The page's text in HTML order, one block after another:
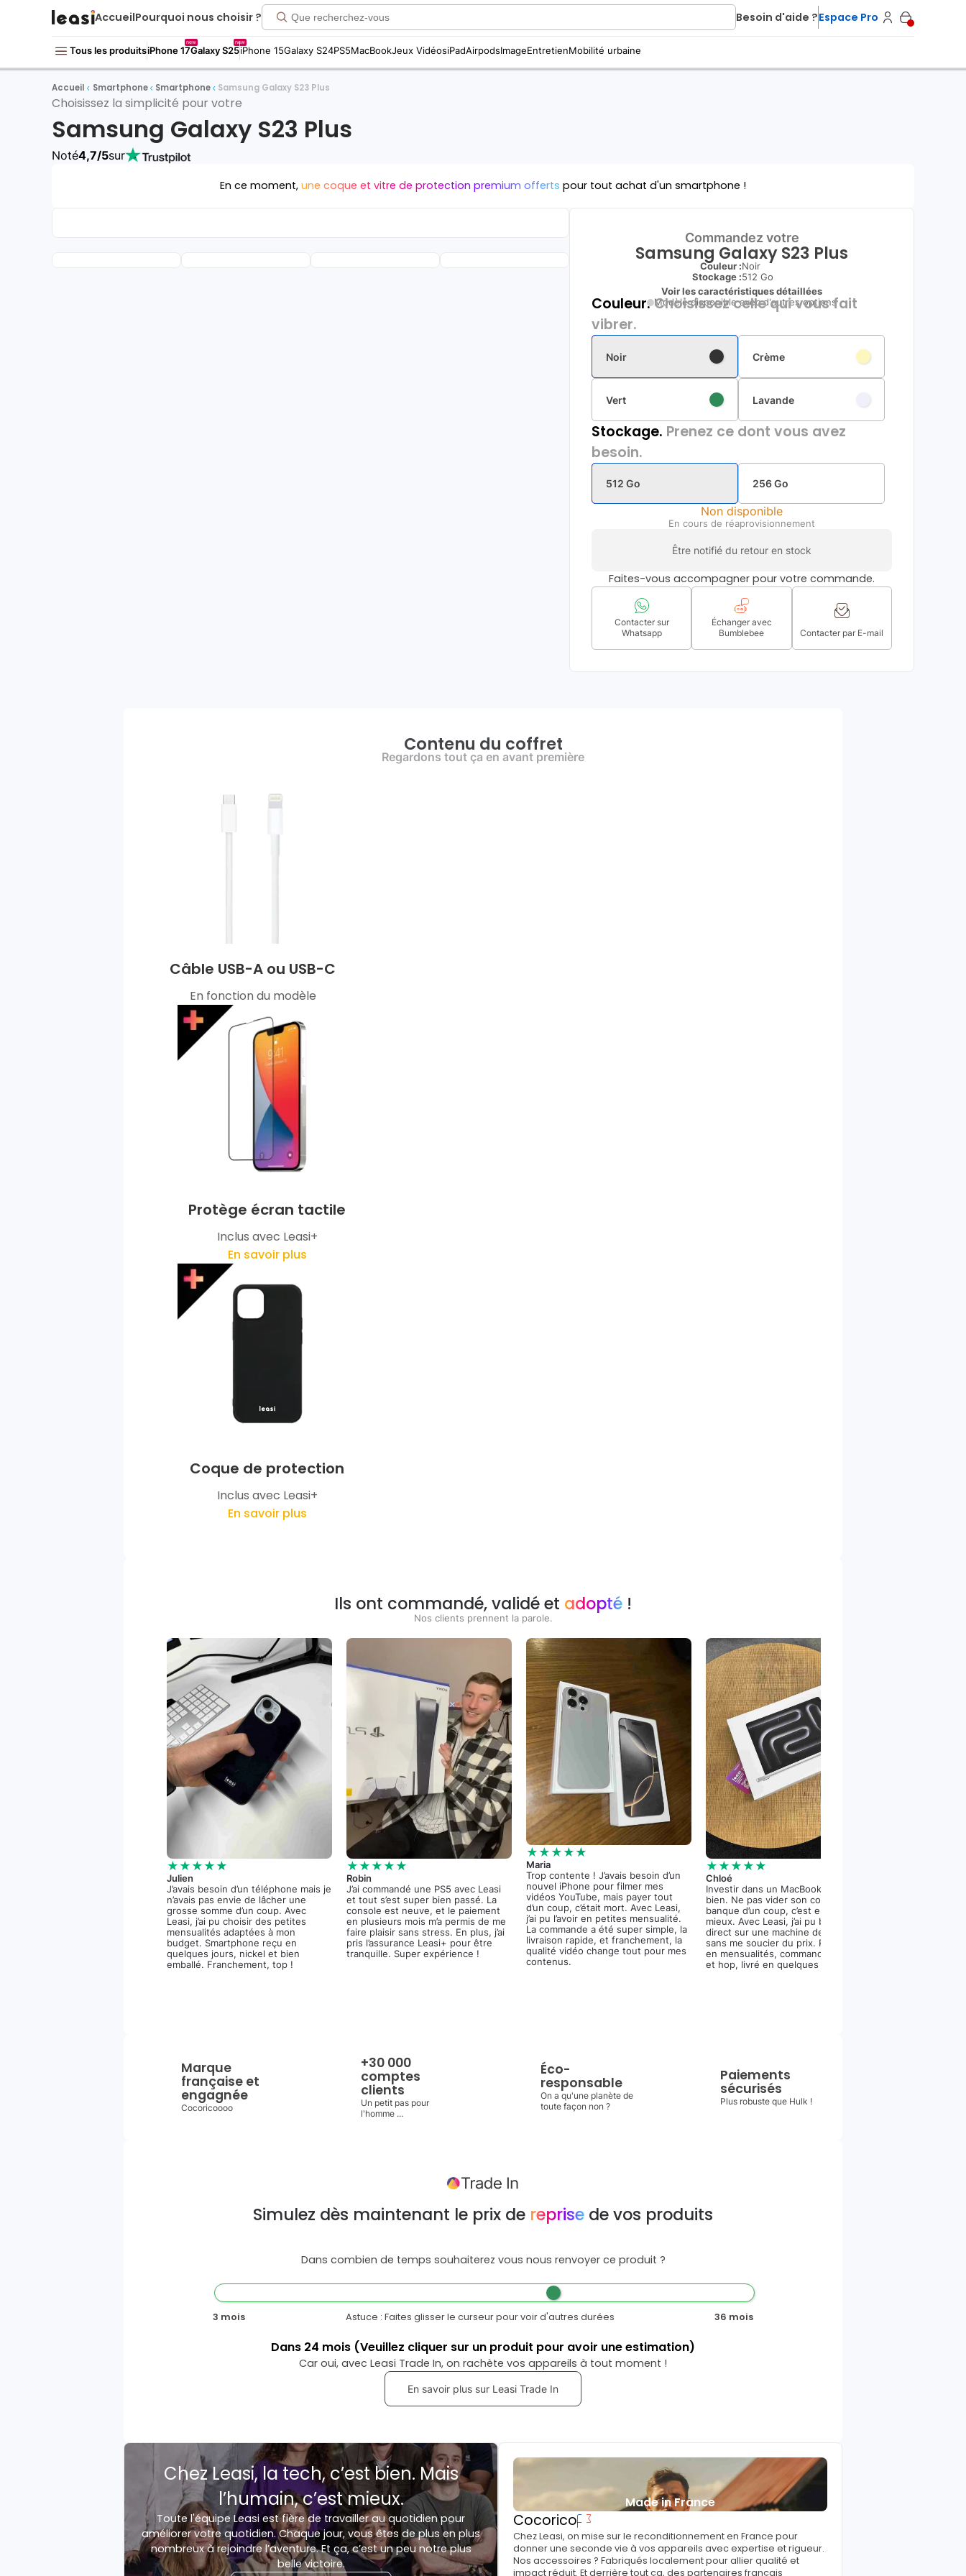
AccueilPourquoi nous choisir ? Besoin d'aide ?Espace Pro
Tous les produitsiPhone 17
new
Galaxy S25
new
iPhone 15Galaxy S24PS5MacBookJeux VidéosiPadAirpodsImageEntretienMobilité urbaine
Accueil Smartphone Smartphone Samsung Galaxy S23 Plus
Choisissez la simplicité pour votre
Samsung Galaxy S23 Plus
Noté4,7/5sur
En ce moment, une coque et vitre de protection premium offerts pour tout achat d'un smartphone !
Commandez votre
Samsung Galaxy S23 Plus
Couleur :Noir
Stockage :512 Go
Voir les caractéristiques détaillées
Modèle disponible avec d'autres options
Couleur.Choisissez celle qui vous fait
vibrer.
Noir Crème
Vert Lavande
Stockage. Prenez ce dont vous avez
besoin.
512 Go 256 Go
Non disponible
En cours de réaprovisionnement
Être notifié du retour en stock
Faites-vous accompagner pour votre commande.
Contacter sur
Whatsapp
Échanger avec
Bumblebee
Contacter par E-mail
Contenu du coffret
Regardons tout ça en avant première
Câble USB-A ou USB-C
En fonction du modèle
Protège écran tactile
Inclus avec Leasi+
En savoir plus
Coque de protection
Inclus avec Leasi+
En savoir plus
Ils ont commandé, validé et adopté !
Nos clients prennent la parole.
★★★★★
Julien
J’avais besoin d’un téléphone mais je
n’avais pas envie de lâcher une
grosse somme d’un coup. Avec
Leasi, j’ai pu choisir des petites
mensualités adaptées à mon
budget. Smartphone reçu en
quelques jours, nickel et bien
emballé. Franchement, top !
★★★★★
Robin
J’ai commandé une PS5 avec Leasi
et tout s’est super bien passé. La
console est neuve, et le paiement
en plusieurs mois m’a permis de me
faire plaisir sans stress. En plus, j’ai
pris l’assurance Leasi+ pour être
tranquille. Super expérience !
★★★★★
Maria
Trop contente ! J’avais besoin d’un
nouvel iPhone pour filmer mes
vidéos YouTube, mais payer tout
d’un coup, c’était mort. Avec Leasi,
j’ai pu l’avoir en petites mensualité.
La commande a été super simple, la
livraison rapide, et franchement, la
qualité vidéo change tout pour mes
contenus.
★★★★★
Chloé
Investir dans un MacBook Pro, c’est
bien. Ne pas vider son compte en
banque d’un coup, c’est encore
mieux. Avec Leasi, j’ai pu bosser
direct sur une machine de compet’
sans me soucier du prix. Paiement
en mensualités, commande fluide,
et hop, livré en quelques jours.
Marque
française et
engagnée
Cocoricoooo
+30 000
comptes
clients
Un petit pas pour
l'homme ...
Éco-
responsable
On a qu'une planète de
toute façon non ?
Paiements
sécurisés
Plus robuste que Hulk !
Simulez dès maintenant le prix de reprise de vos produits
Dans combien de temps souhaiterez vous nous renvoyer ce produit ?
3 mois Astuce : Faites glisser le curseur pour voir d'autres durées 36 mois
Dans 24 mois (Veuillez cliquer sur un produit pour avoir une estimation)
Car oui, avec Leasi Trade In, on rachète vos appareils à tout moment !
En savoir plus sur Leasi Trade In
Chez Leasi, la tech, c’est bien. Mais
l’humain, c’est mieux.
Toute l'équipe Leasi est fière de travailler au quotidien pour
améliorer votre quotidien. Chaque jour, vous êtes de plus en plus
nombreux à rejoindre l’aventure. Et ça, c’est un peu notre plus
belle victoire.
Made in France
Cocorico
Chez Leasi, on mise sur le reconditionnement en France pour
donner une seconde vie à vos appareils avec expertise et rigueur.
Nos accessoires ? Fabriqués localement pour allier qualité et
impact réduit. Et derrière tout ça, des partenaires français